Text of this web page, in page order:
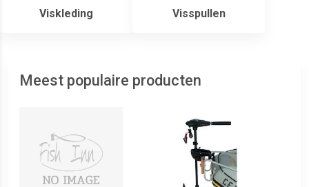
Viskleding Visspullen
Meest populaire producten